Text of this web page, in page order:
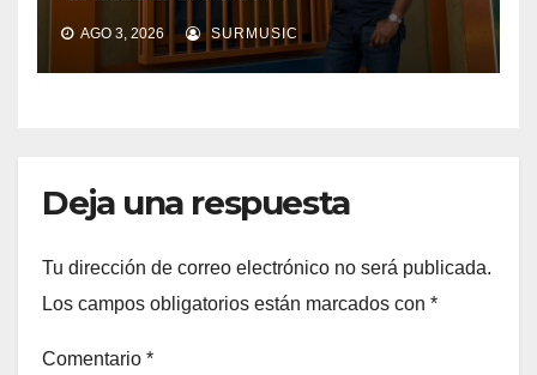
AGO 3, 2026 SURMUSIC
Deja una respuesta
Tu dirección de correo electrónico no será publicada.
Los campos obligatorios están marcados con *
Comentario *